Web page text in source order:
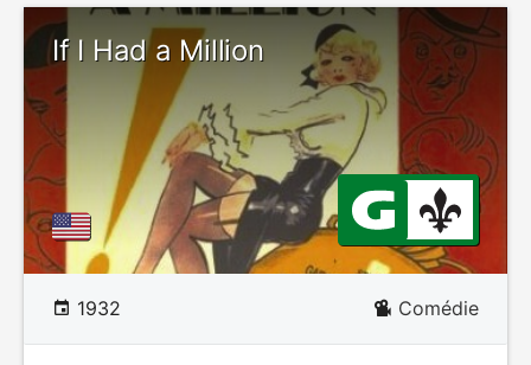
If I Had a Million
1932 Comédie